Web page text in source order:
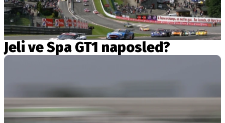
Jeli ve Spa GT1 naposled?